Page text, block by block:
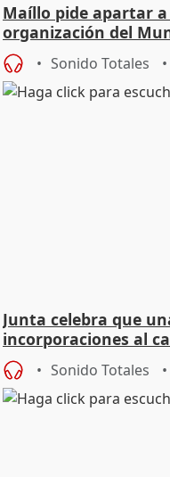
Maíllo pide apartar
organización del
Sonido Totales
Junta celebra que
incorporaciones al
jóvenes
Sonido Totales